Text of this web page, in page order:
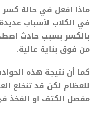
ماذا افعل في حالة
في الكلاب لأسباب
بالكسر بسبب حادث
من فوق بناية عالية.
كما أن نتيجة هذه
للعظام لكن قد تنخلع
مفصل الكتف او الفخذ